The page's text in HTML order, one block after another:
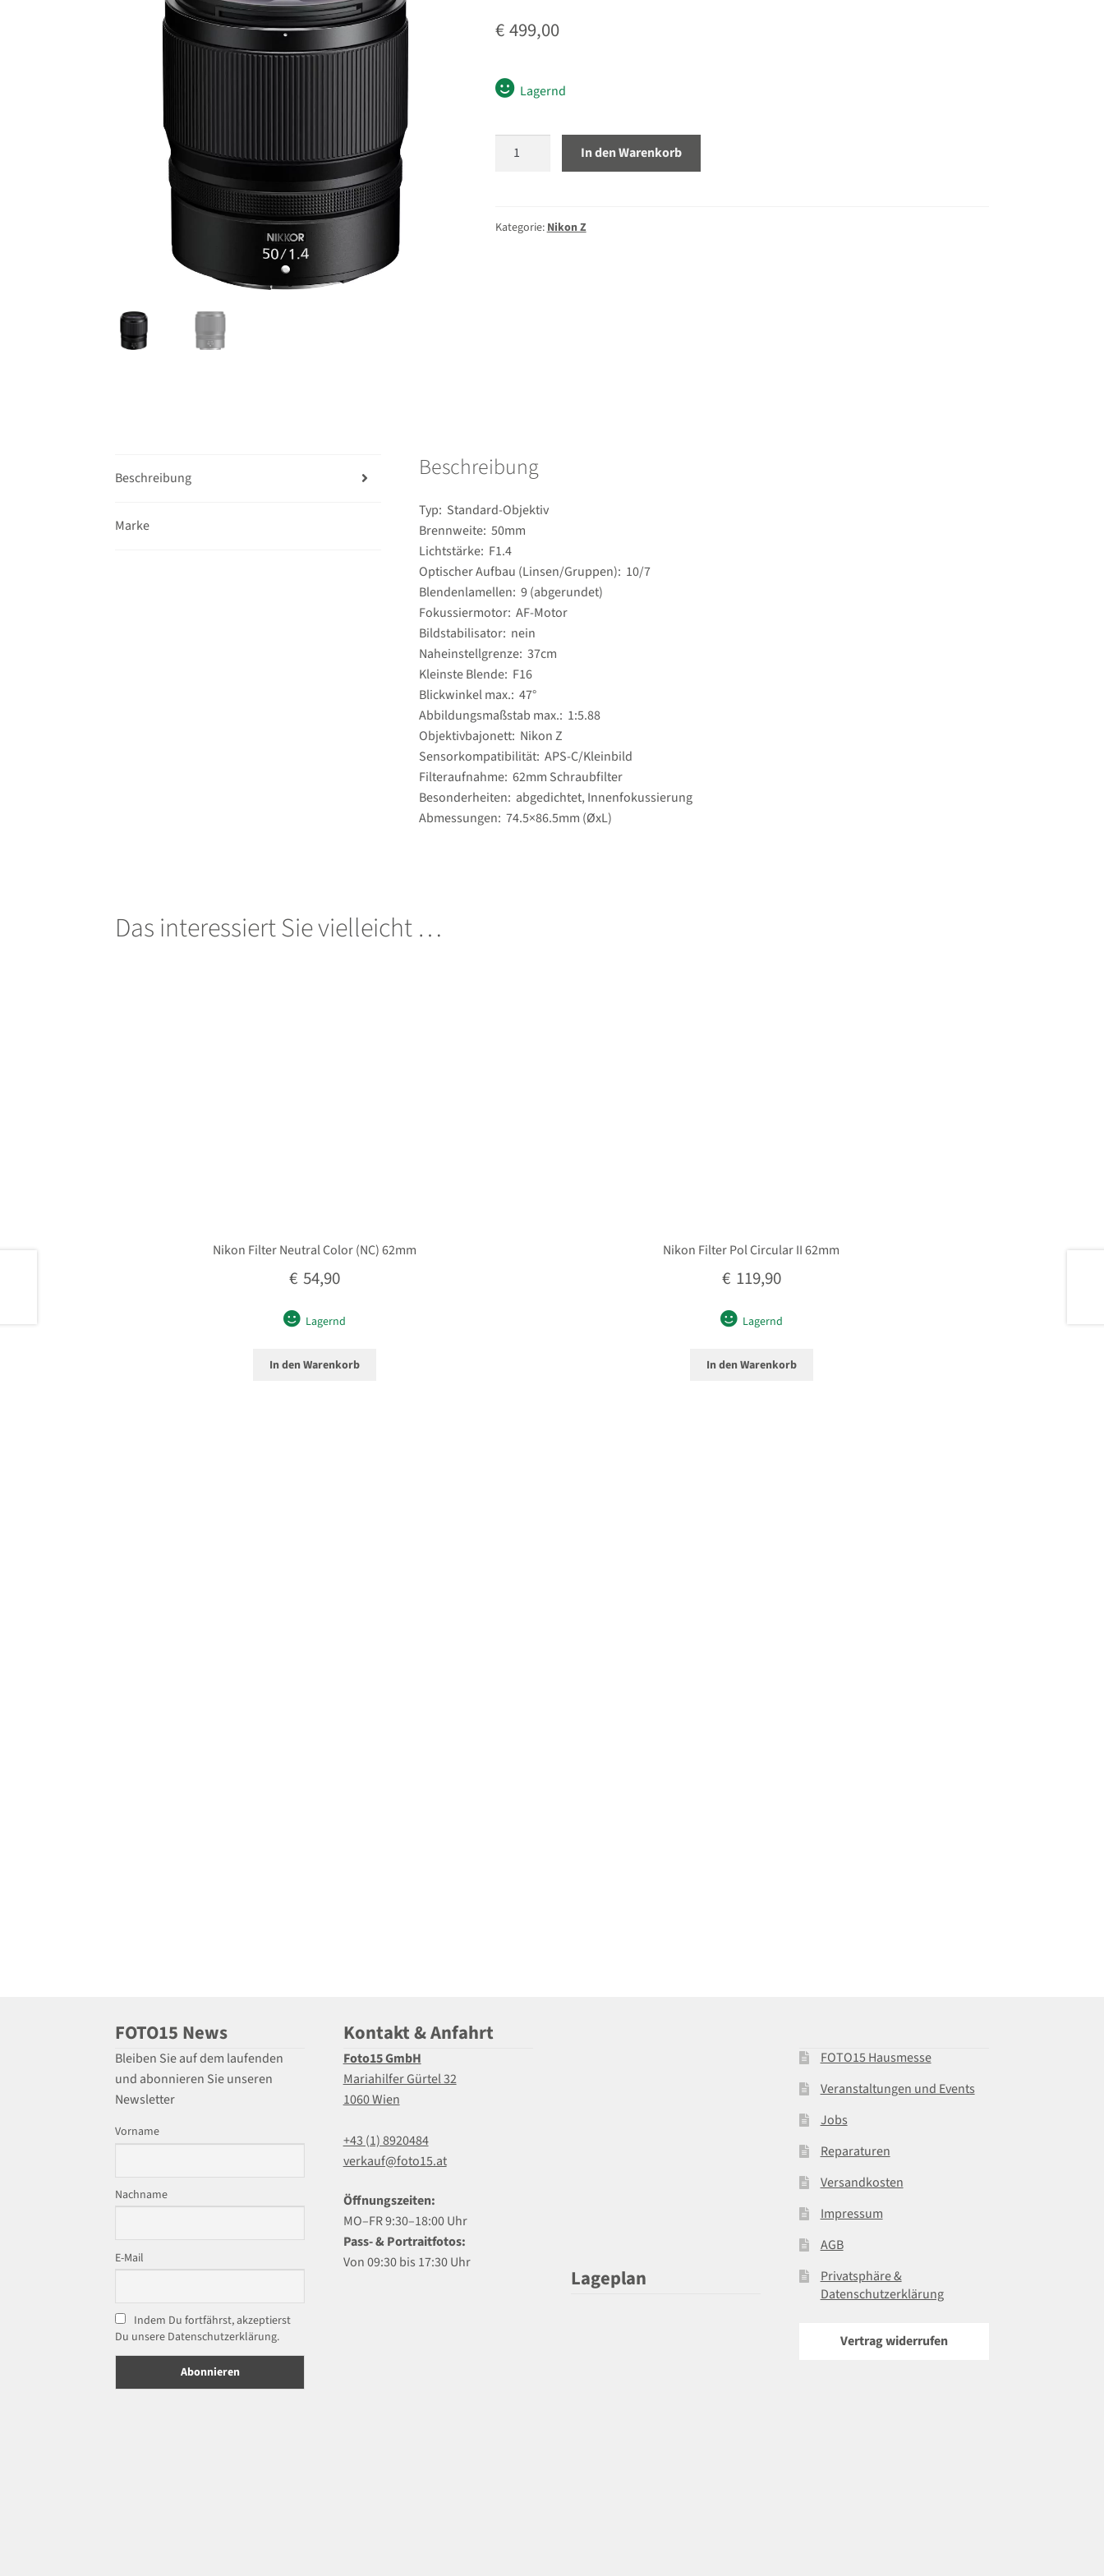
€ 499,00
Lagernd
Nikon
Menge
In den Warenkorb
Kategorie: Nikon Z
Beschreibung
Marke
Beschreibung
Typ: Standard-Objektiv
Brennweite: 50mm
Lichtstärke: F1.4
Optischer Aufbau (Linsen/Gruppen): 10/​7
Blendenlamellen: 9 (abgerundet)
Fokussiermotor: AF-Motor
Bildstabilisator: nein
Naheinstellgrenze: 37cm
Kleinste Blende: F16
Blickwinkel max.: 47°
Abbildungsmaßstab max.: 1:5.88
Objektivbajonett: Nikon Z
Sensorkompatibilität: APS-C/​Kleinbild
Filteraufnahme: 62mm Schraubfilter
Besonderheiten: abgedichtet, Innenfokussierung
Abmessungen: 74.5×86.5mm (ØxL)
Das interessiert Sie vielleicht …
Nikon Filter Neutral Color (NC) 62mm
€ 54,90
Lagernd
In den Warenkorb
Nikon Filter Pol Circular II 62mm
€ 119,90
Lagernd
In den Warenkorb
FOTO15 News
Bleiben Sie auf dem laufenden
und abonnieren Sie unseren
Newsletter
Vorname
Nachname
E-Mail
Indem Du fortfährst, akzeptierst
Du unsere Datenschutzerklärung.
Kontakt & Anfahrt
Foto15 GmbH
Mariahilfer Gürtel 32
1060 Wien
+43 (1) 8920484
verkauf@foto15.at
Öffnungszeiten:
MO–FR 9:30–18:00 Uhr
Pass- & Portraitfotos:
Von 09:30 bis 17:30 Uhr
Lageplan
FOTO15 Hausmesse
Veranstaltungen und Events
Jobs
Reparaturen
Versandkosten
Impressum
AGB
Privatsphäre &
Datenschutzerklärung
Vertrag widerrufen